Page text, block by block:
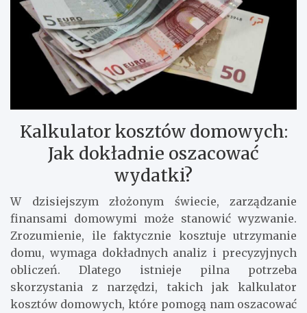
Kalkulator kosztów domowych:
Jak dokładnie oszacować
wydatki?
W dzisiejszym złożonym świecie, zarządzanie
finansami domowymi może stanowić wyzwanie.
Zrozumienie, ile faktycznie kosztuje utrzymanie
domu, wymaga dokładnych analiz i precyzyjnych
obliczeń. Dlatego istnieje pilna potrzeba
skorzystania z narzędzi, takich jak kalkulator
kosztów domowych, które pomogą nam oszacować